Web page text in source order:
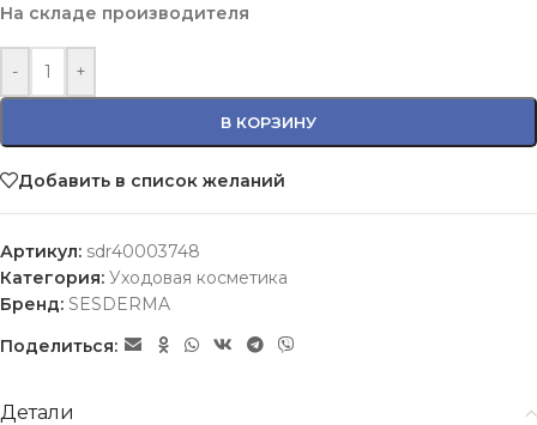
На складе производителя
- +
В КОРЗИНУ
Добавить в список желаний
Артикул: sdr40003748
Категория: Уходовая косметика
Бренд: SESDERMA
Поделиться:
Детали